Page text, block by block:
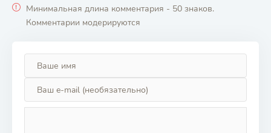
Минимальная длина комментария - 50 знаков.
Комментарии модерируются